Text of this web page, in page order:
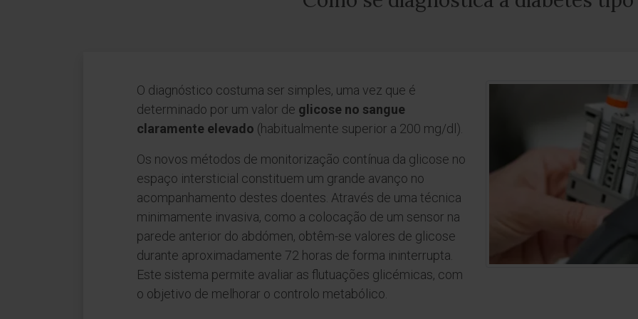
O diagnóstico costuma ser simples, uma vez que é
determinado por um valor de glicose no sangue
claramente elevado (habitualmente superior a 200 mg/dl).
Os novos métodos de monitorização contínua da glicose no
espaço intersticial constituem um grande avanço no
acompanhamento destes doentes. Através de uma técnica
minimamente invasiva, como a colocação de um sensor na
parede anterior do abdómen, obtêm-se valores de glicose
durante aproximadamente 72 horas de forma ininterrupta.
Este sistema permite avaliar as flutuações glicémicas, com
o objetivo de melhorar o controlo metabólico.